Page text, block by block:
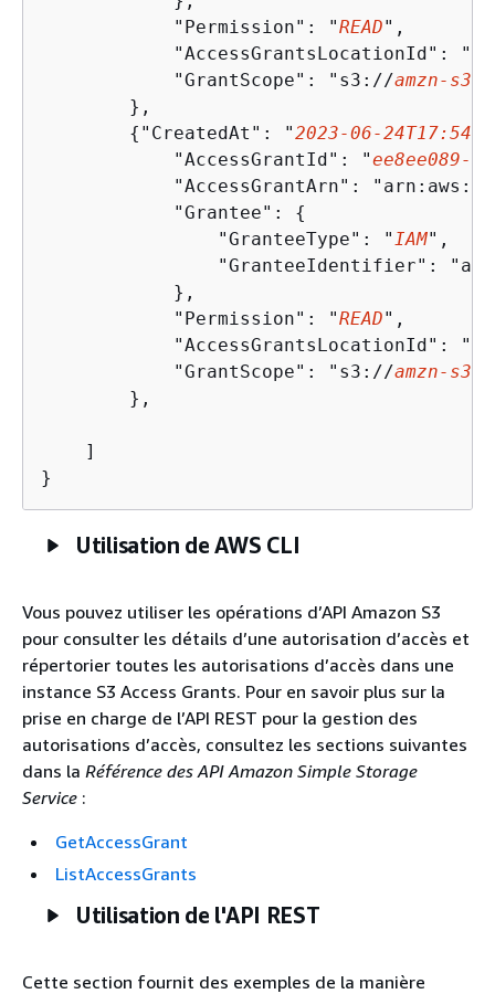
            "Permission": "
READ",
            "AccessGrantsLocationId": "
            "GrantScope": "s3://
amzn-s3-
        },
{ "CreatedAt": "2023-06-
            "AccessGrantId": "
ee8ee089-
"AccessGrantArn":
            "Grantee":
{
                "GranteeType": "
IAM",
"GranteeIdentifier":
            },
            "Permission": "
READ",
            "AccessGrantsLocationId": "
            "GrantScope": "s3://
amzn-s3-
        },
    ]
Utilisation de AWS CLI
Vous pouvez utiliser les opérations d’API Amazon S3
pour consulter les détails d’une autorisation d’accès et
répertorier toutes les autorisations d’accès dans une
instance S3 Access Grants. Pour en savoir plus sur la
prise en charge de l’API REST pour la gestion des
autorisations d’accès, consultez les sections suivantes
dans la Référence des API Amazon Simple Storage
Service :
GetAccessGrant
ListAccessGrants
Utilisation de l'API REST
Cette section fournit des exemples de la manière